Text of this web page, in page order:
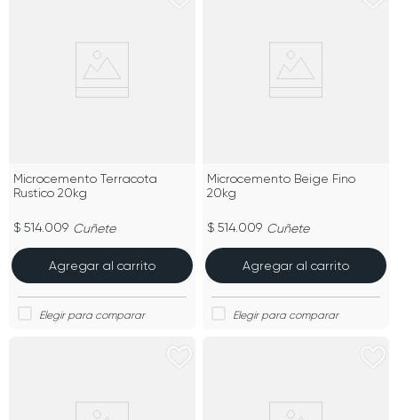
Microcemento Terracota
Rustico 20kg
$ 514.009 Cuñete
Agregar al carrito
Microcemento Beige Fino
20kg
$ 514.009 Cuñete
Agregar al carrito